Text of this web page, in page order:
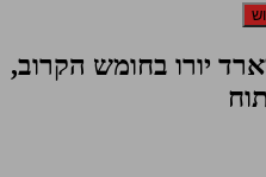
/ תשקיע 60 מיליארד יורו בחומש הקרוב,